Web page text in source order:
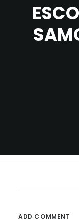
ADD COMMENT